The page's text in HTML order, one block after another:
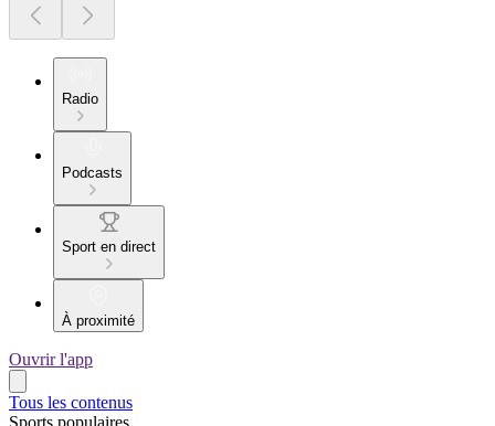
Radio
Podcasts
Sport en direct
À proximité
Ouvrir l'app
Tous les contenus
Sports populaires